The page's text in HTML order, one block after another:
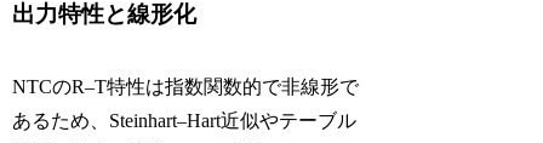
出力特性と線形化
NTCのR–T特性は指数関数的で非線形で
あるため、Steinhart–Hart近似やテーブル